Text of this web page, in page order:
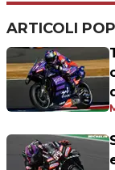
ARTICOLI